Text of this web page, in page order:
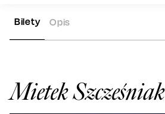
ADRIA ART
Mietek Szcześniak
Bilety Opis